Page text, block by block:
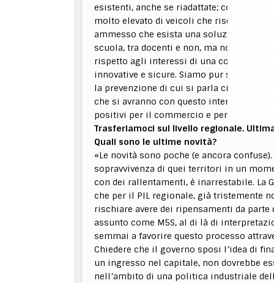
esistenti, anche se riadattate;
molto elevato di veicoli che rischierebbe
ammesso che esista una soluzione). Si
scuola, tra docenti e non, ma non
rispetto agli interessi di una collettività
innovative e sicure. Siamo pur sempre
la prevenzione di cui si parla
che si avranno con questo intervento,
positivi per il commercio e per la
Trasferiamoci sul livello regionale.
Quali sono le ultime novità?
«Le novità sono poche (e ancora
sopravvivenza di quei territori in un
con dei rallentamenti, è inarrestabile. La
che per il PIL regionale, già tristemente
rischiare avere dei ripensamenti da
assunto come M5S, al di là di
semmai a favorire questo processo
Chiedere che il governo sposi l’idea di
un ingresso nel capitale, non dovrebbe
nell’ambito di una politica industriale